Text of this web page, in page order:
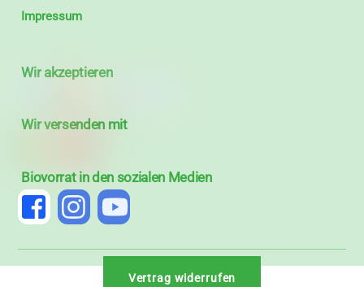
Impressum
Wir akzeptieren
Wir versenden mit
Biovorrat in den sozialen Medien
Vertrag widerrufen